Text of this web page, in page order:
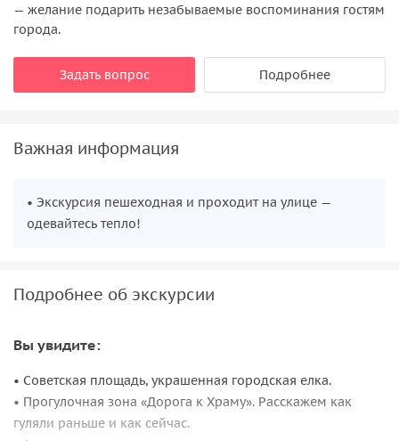
— желание подарить незабываемые воспоминания гостям
города.
Задать вопрос Подробнее
Важная информация
• Экскурсия пешеходная и проходит на улице —
одевайтесь тепло!
Подробнее об экскурсии
Вы увидите:
• Советская площадь, украшенная городская елка.
• Прогулочная зона «Дорога к Храму». Расскажем как
гуляли раньше и как сейчас.